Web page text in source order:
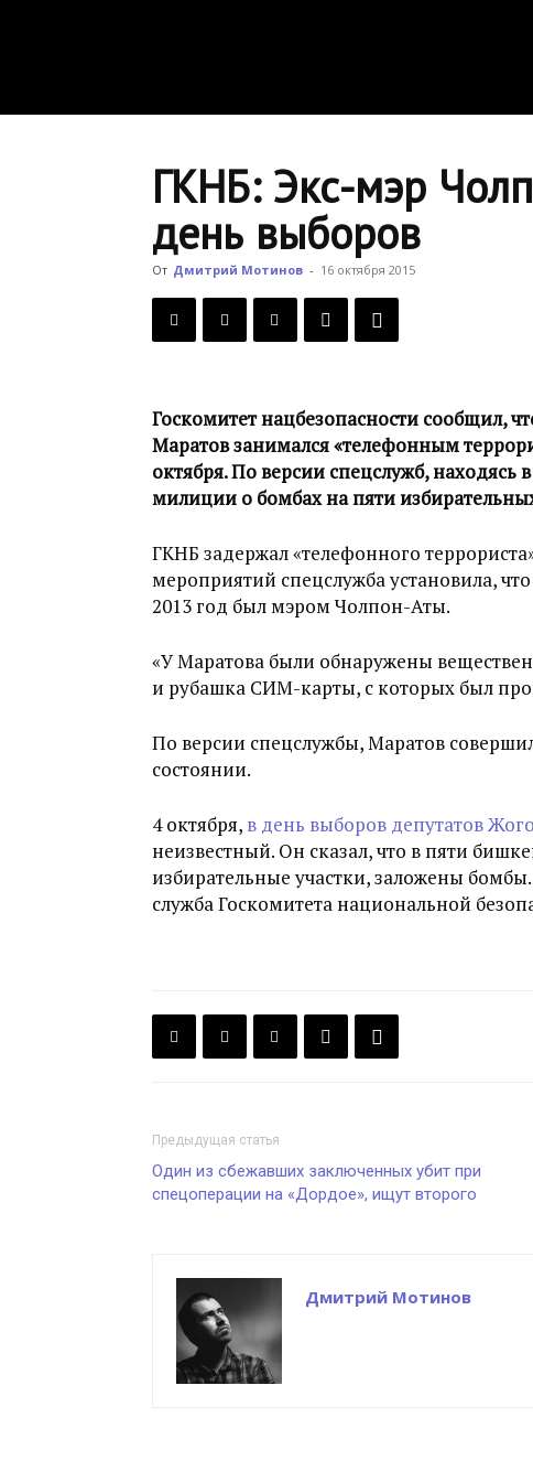
ГКНБ: Экс-мэр
день выборов
От Дмитрий Мотинов - 16 октября 2015
Госкомитет нацбезопасности сообщил,
Маратов занимался «телефонным
октября. По версии спецслужб, находясь
милиции о бомбах на пяти
ГКНБ задержал «телефонного
мероприятий спецслужба установила,
2013 год был мэром Чолпон-Аты.
«У Маратова были обнаружены
и рубашка СИМ-карты, с которых был
По версии спецслужбы, Маратов
состоянии.
4 октября, в день выборов депутатов
неизвестный. Он сказал, что в пяти
избирательные участки, заложены
служба Госкомитета национальной
Предыдущая статья
Один из сбежавших заключенных убит при
спецоперации на «Дордое», ищут второго
Дмитрий Мотинов